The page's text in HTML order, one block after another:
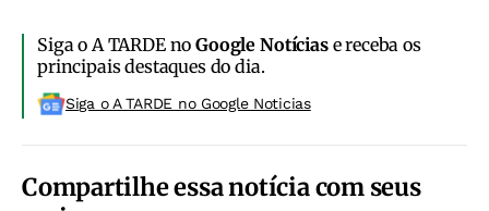
Siga o A TARDE noGoogle Notíciase receba os
principais destaques do dia.
Siga o A TARDE no Google Noticias
Compartilhe essa notícia com seus